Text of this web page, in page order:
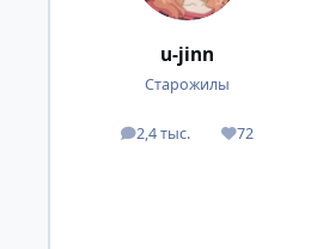
u-jinn
Старожилы
2,4 тыс.
посты 72
Репутация